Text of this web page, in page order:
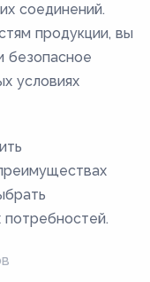
соединений.
продукции, вы
безопасное
условиях